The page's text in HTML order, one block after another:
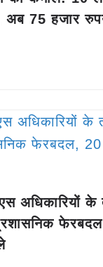
75 हजार
अधिकारियों के